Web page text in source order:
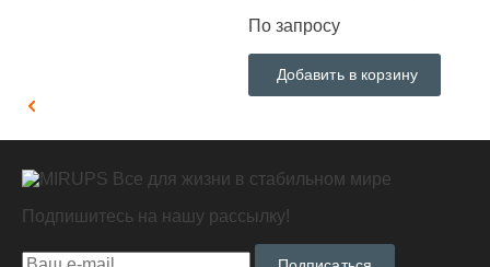
По запросу
Добавить в корзину
Все для жизни в стабильном мире
Подпишитесь на нашу рассылку!